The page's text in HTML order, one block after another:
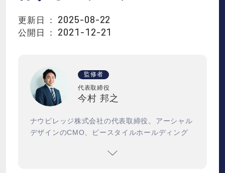
更新日 ： 2025-08-22
公開日 ： 2021-12-21
監修者
代表取締役
今村 邦之
ナウビレッジ株式会社の代表取締役。アーシャル
デザインのCMO、ビースタイルホールディング
科大学大学院の非常勤講師に就任した。
資料請求